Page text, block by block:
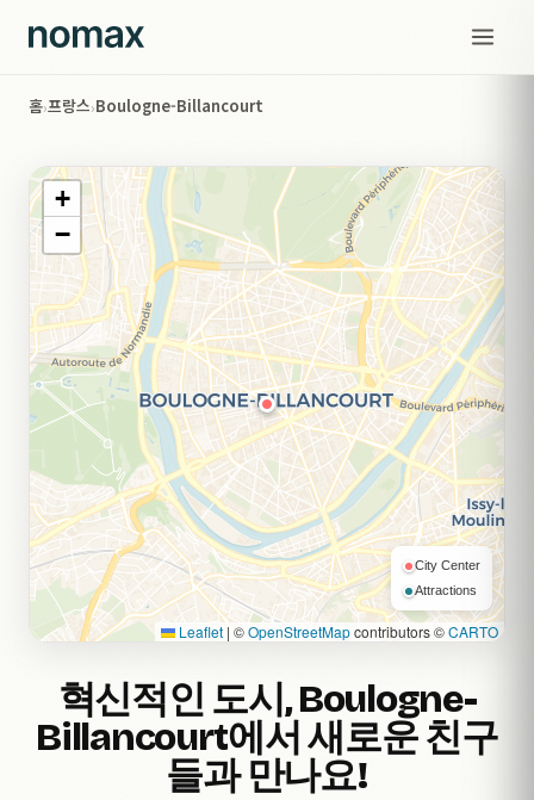
홈›프랑스›Boulogne-Billancourt
혁신적인 도시, Boulogne-
Billancourt에서 새로운 친구
들과 만나요!
+
−
City Center
Attractions
Leaflet | ©OpenStreetMapcontributors ©CARTO